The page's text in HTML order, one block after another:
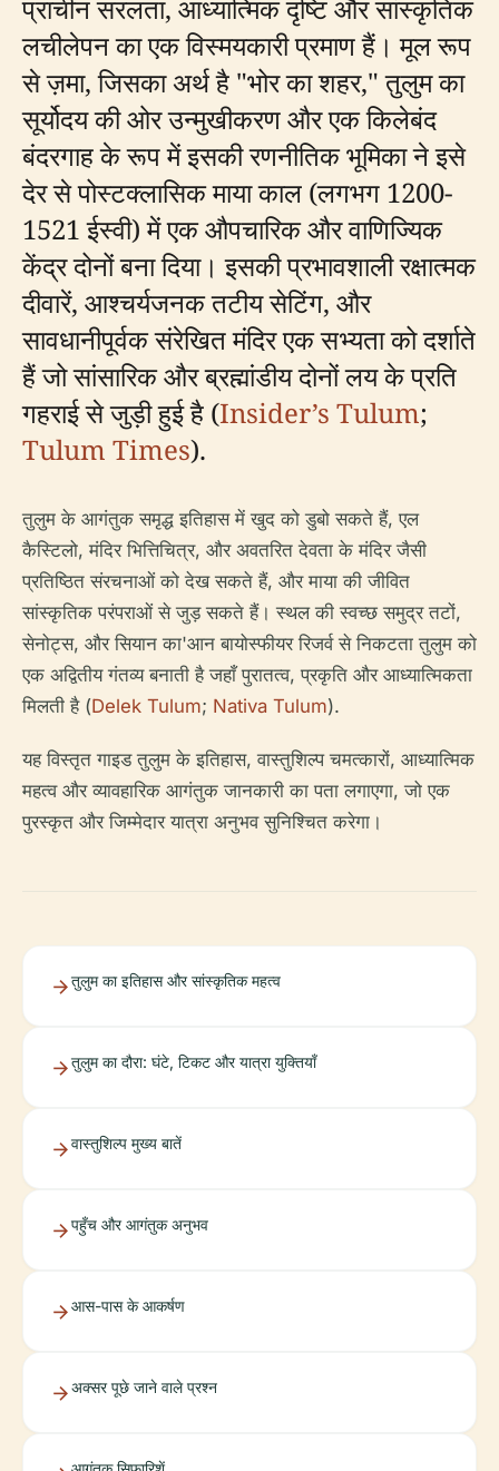
प्राचीन सरलता, आध्यात्मिक दृष्टि और सांस्कृतिक
लचीलेपन का एक विस्मयकारी प्रमाण हैं। मूल रूप
से ज़मा, जिसका अर्थ है "भोर का शहर," तुलुम का
सूर्योदय की ओर उन्मुखीकरण और एक किलेबंद
बंदरगाह के रूप में इसकी रणनीतिक भूमिका ने इसे
देर से पोस्टक्लासिक माया काल (लगभग 1200-
1521 ईस्वी) में एक औपचारिक और वाणिज्यिक
केंद्र दोनों बना दिया। इसकी प्रभावशाली रक्षात्मक
दीवारें, आश्चर्यजनक तटीय सेटिंग, और
सावधानीपूर्वक संरेखित मंदिर एक सभ्यता को दर्शाते
हैं जो सांसारिक और ब्रह्मांडीय दोनों लय के प्रति
गहराई से जुड़ी हुई है (Insider’s Tulum;
Tulum Times).
तुलुम के आगंतुक समृद्ध इतिहास में खुद को डुबो सकते हैं, एल
कैस्टिलो, मंदिर भित्तिचित्र, और अवतरित देवता के मंदिर जैसी
प्रतिष्ठित संरचनाओं को देख सकते हैं, और माया की जीवित
सांस्कृतिक परंपराओं से जुड़ सकते हैं। स्थल की स्वच्छ समुद्र तटों,
सेनोट्स, और सियान का'आन बायोस्फीयर रिजर्व से निकटता तुलुम को
एक अद्वितीय गंतव्य बनाती है जहाँ पुरातत्व, प्रकृति और आध्यात्मिकता
मिलती है (Delek Tulum; Nativa Tulum).
यह विस्तृत गाइड तुलुम के इतिहास, वास्तुशिल्प चमत्कारों, आध्यात्मिक
महत्व और व्यावहारिक आगंतुक जानकारी का पता लगाएगा, जो एक
पुरस्कृत और जिम्मेदार यात्रा अनुभव सुनिश्चित करेगा।
तुलुम का इतिहास और सांस्कृतिक महत्व
तुलुम का दौरा: घंटे, टिकट और यात्रा युक्तियाँ
वास्तुशिल्प मुख्य बातें
पहुँच और आगंतुक अनुभव
आस-पास के आकर्षण
अक्सर पूछे जाने वाले प्रश्न